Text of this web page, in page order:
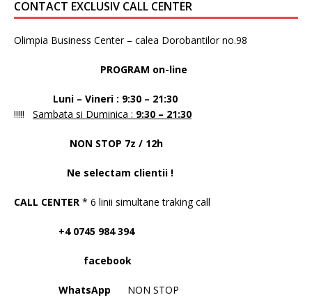
CONTACT EXCLUSIV CALL CENTER
Olimpia Business Center – calea Dorobantilor no.98
PROGRAM on-line
Luni – Vineri : 9:30 – 21:30
!!!!! Sambata si Duminica : 9:30 – 21:30
NON STOP 7z / 12h
Ne selectam clientii !
CALL CENTER * 6 linii simultane traking call
+4 0745 984 394
facebook
WhatsApp NON STOP